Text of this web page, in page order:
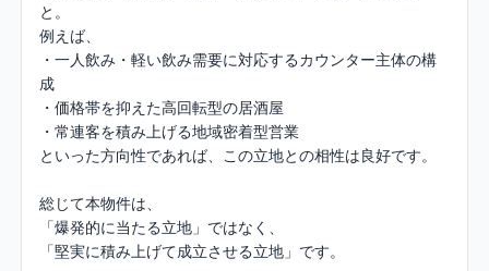
と。
例えば、
・一人飲み・軽い飲み需要に対応するカウンター主体の構
成
・価格帯を抑えた高回転型の居酒屋
・常連客を積み上げる地域密着型営業
といった方向性であれば、この立地との相性は良好です。
総じて本物件は、
「爆発的に当たる立地」ではなく、
「堅実に積み上げて成立させる立地」です。